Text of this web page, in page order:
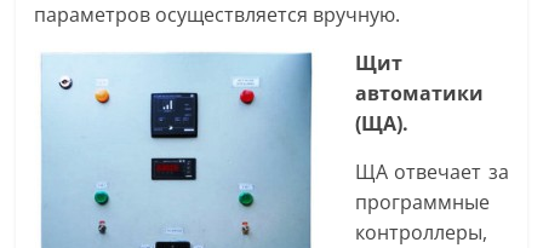
параметров осуществляется вручную.
Щит
автоматики
(ЩА).
ЩА отвечает за
программные
контроллеры,